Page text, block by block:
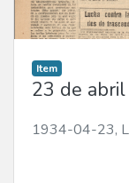
Item
23 de
1934-04-23,